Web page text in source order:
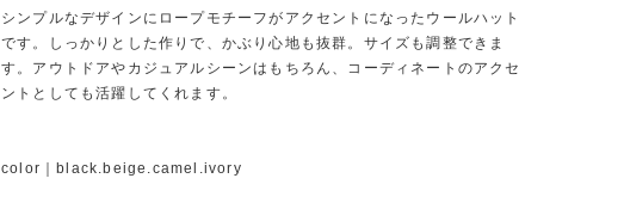
シンプルなデザインにロープモチーフがアクセントになったウールハット
です。しっかりとした作りで、かぶり心地も抜群。サイズも調整できま
す。アウトドアやカジュアルシーンはもちろん、コーディネートのアクセ
ントとしても活躍してくれます。
color｜black.beige.camel.ivory